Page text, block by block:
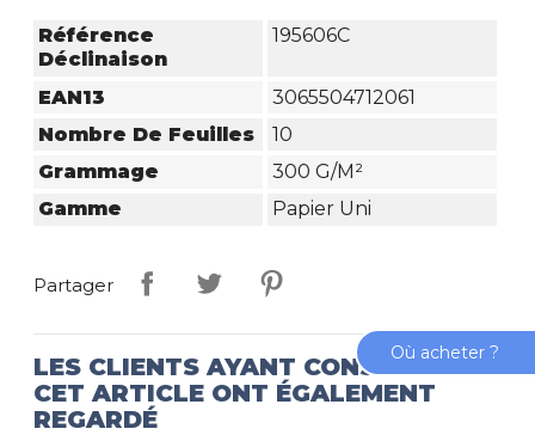
Référence
Déclinaison
195606C
EAN13
3065504712061
Nombre De Feuilles
10
Grammage
300 G/m²
Gamme
Papier Uni
Partager
LES CLIENTS AYANT CONSULTÉ
CET ARTICLE ONT ÉGALEMENT
REGARDÉ
Où acheter ?